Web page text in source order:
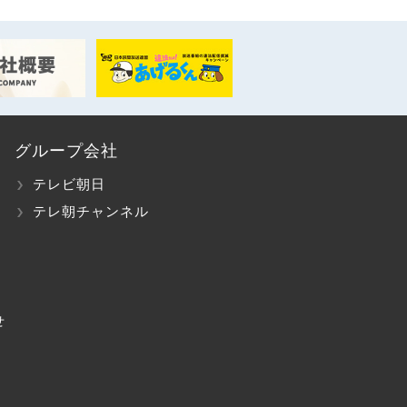
グループ会社
テレビ朝日
テレ朝チャンネル